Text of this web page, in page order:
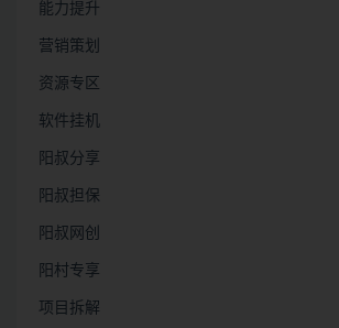
能力提升
营销策划
资源专区
软件挂机
阳叔分享
阳叔担保
阳叔网创
阳村专享
项目拆解